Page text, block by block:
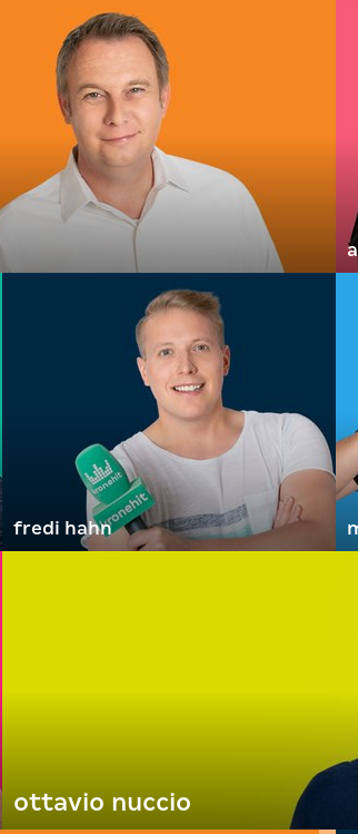
fredi hahn
ottavio nuccio